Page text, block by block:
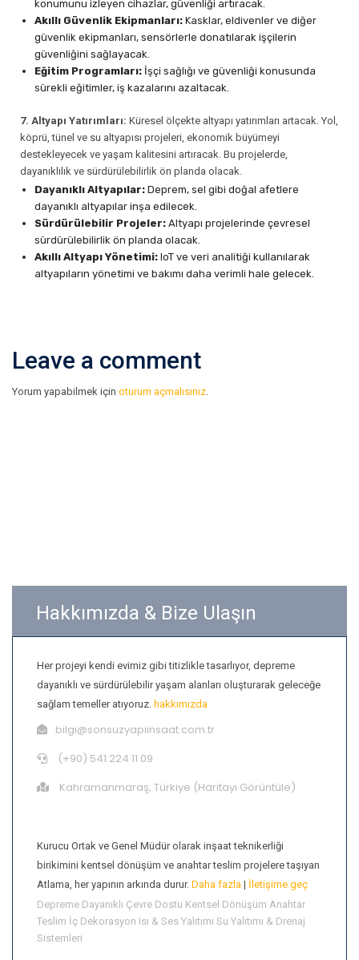
konumunu izleyen cihazlar, güvenliği artıracak.
Akıllı Güvenlik Ekipmanları: Kasklar, eldivenler ve diğer
güvenlik ekipmanları, sensörlerle donatılarak işçilerin
güvenliğini sağlayacak.
Eğitim Programları: İşçi sağlığı ve güvenliği konusunda
sürekli eğitimler, iş kazalarını azaltacak.
7. Altyapı Yatırımları: Küresel ölçekte altyapı yatırımları artacak. Yol,
köprü, tünel ve su altyapısı projeleri, ekonomik büyümeyi
destekleyecek ve yaşam kalitesini artıracak. Bu projelerde,
dayanıklılık ve sürdürülebilirlik ön planda olacak.
Dayanıklı Altyapılar: Deprem, sel gibi doğal afetlere
dayanıklı altyapılar inşa edilecek.
Sürdürülebilir Projeler: Altyapı projelerinde çevresel
sürdürülebilirlik ön planda olacak.
Akıllı Altyapı Yönetimi: IoT ve veri analitiği kullanılarak
altyapıların yönetimi ve bakımı daha verimli hale gelecek.
Leave a comment
Yorum yapabilmek için oturum açmalısınız.
Hakkımızda & Bize Ulaşın
Her projeyi kendi evimiz gibi titizlikle tasarlıyor, depreme
dayanıklı ve sürdürülebilir yaşam alanları oluşturarak geleceğe
sağlam temeller atıyoruz. hakkımızda
bilgi@sonsuzyapiinsaat.com.tr
(+90) 541 224 11 09
Kahramanmaraş, Türkiye (Haritayı Görüntüle)
Kurucu Ortak ve Genel Müdür olarak inşaat teknikerliği
birikimini kentsel dönüşüm ve anahtar teslim projelere taşıyan
Atlama, her yapının arkında durur. Daha fazla | İletişime geç
Depreme Dayanıklı Çevre Dostu Kentsel Dönüşüm Anahtar
Teslim İç Dekorasyon Isı & Ses Yalıtımı Su Yalıtımı & Drenaj
Sistemleri